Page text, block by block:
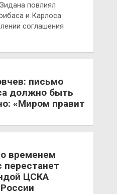
повлиял
и Карлоса
соглашения
письмо
должно быть
«Миром правит
временем
ЦСКА